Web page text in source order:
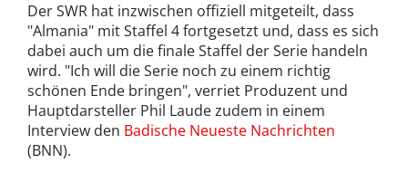
Der SWR hat inzwischen offiziell mitgeteilt, dass
"Almania" mit Staffel 4 fortgesetzt und, dass es sich
dabei auch um die finale Staffel der Serie handeln
wird. "Ich will die Serie noch zu einem richtig
schönen Ende bringen", verriet Produzent und
Hauptdarsteller Phil Laude zudem in einem
Interview den Badische Neueste Nachrichten
(BNN).